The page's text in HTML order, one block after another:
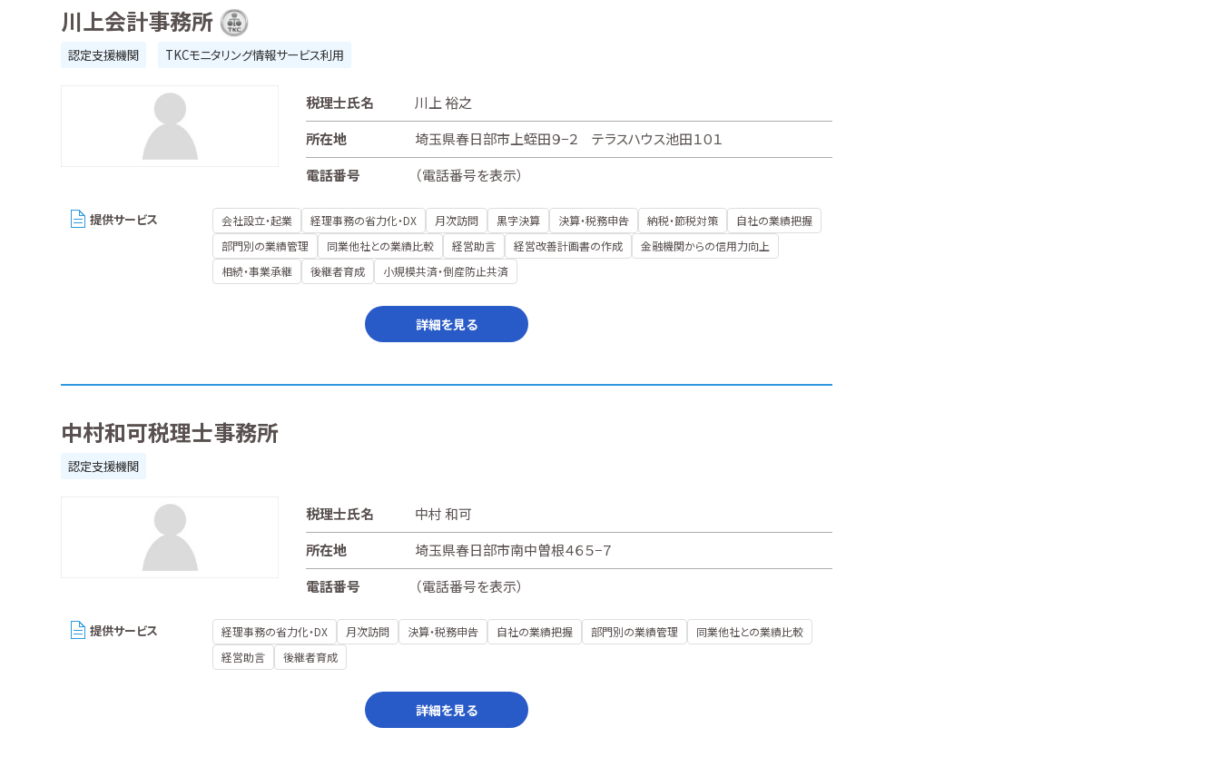
川上会計事務所
認定支援機関 TKCモニタリング情報サービス利用
税理士氏名
川上 裕之
所在地
埼玉県春日部市上蛭田９−２ テラスハウス池田１０１
電話番号
（電話番号を表示）
提供サービス 会社設立・起業 経理事務の省力化・DX 月次訪問 黒字決算 決算・税務申告 納税・節税対策
自社の業績把握
部門別の業績管理
同業他社との業績比較 経営助言 経営改善計画書の作成
金融機関からの信用力向上
相続・事業承継
後継者育成 小規模共済・倒産防止共済
詳細を見る
中村和可税理士事務所
認定支援機関
税理士氏名
中村 和可
所在地
埼玉県春日部市南中曽根４６５−７
電話番号
（電話番号を表示）
提供サービス 経理事務の省力化・DX 月次訪問 決算・税務申告 自社の業績把握 部門別の業績管理
同業他社との業績比較
経営助言
後継者育成
詳細を見る